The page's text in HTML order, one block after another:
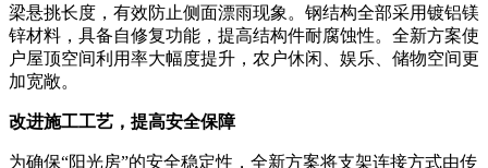
梁悬挑长度，有效防止侧面漂雨现象。钢结构全部采用镀铝镁
锌材料，具备自修复功能，提高结构件耐腐蚀性。全新方案使
户屋顶空间利用率大幅度提升，农户休闲、娱乐、储物空间更
加宽敞。
改进施工工艺，提高安全保障
为确保“阳光房”的安全稳定性，全新方案将支架连接方式由传